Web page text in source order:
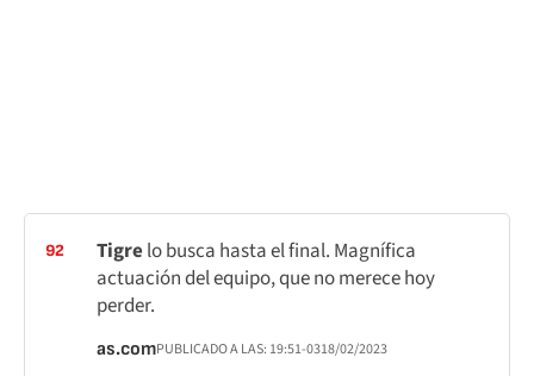
92 Tigrelo busca hasta el final. Magnífica
actuación del equipo, que no merece hoy
perder.
as.comPUBLICADO A LAS: 19:51-0318/02/2023